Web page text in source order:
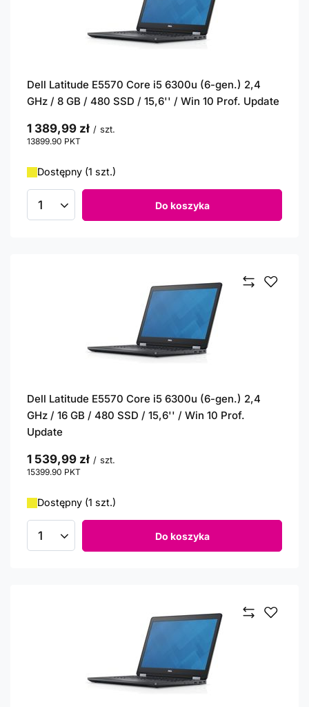
Dell Latitude E5570 Core i5 6300u (6-gen.) 2,4
GHz / 8 GB / 480 SSD / 15,6'' / Win 10 Prof. Update
1 389,99 zł / szt.
13899.90 PKT
Dostępny (1 szt.)
Ilość produktów Do koszyka
Dell Latitude E5570 Core i5 6300u (6-gen.) 2,4
GHz / 16 GB / 480 SSD / 15,6'' / Win 10 Prof.
Update
1 539,99 zł / szt.
15399.90 PKT
Dostępny (1 szt.)
Ilość produktów Do koszyka